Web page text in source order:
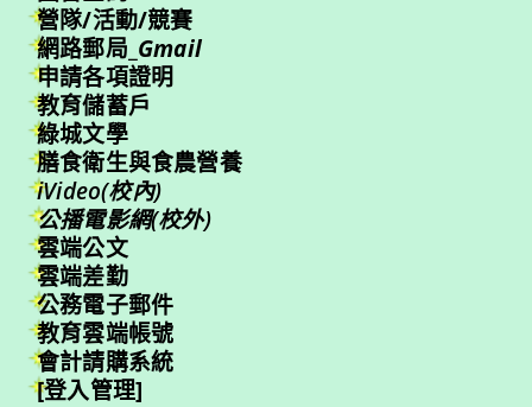
營隊/活動/競賽
網路郵局_ Gmail
申請各項證明
教育儲蓄戶
綠城文學
膳食衛生與食農營養
iVideo(校內)
公播電影網(校外)
雲端公文
雲端差勤
公務電子郵件
教育雲端帳號
會計請購系統
[登入管理]